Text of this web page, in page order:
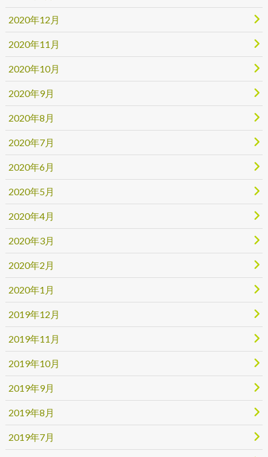
2020年12月
2020年11月
2020年10月
2020年9月
2020年8月
2020年7月
2020年6月
2020年5月
2020年4月
2020年3月
2020年2月
2020年1月
2019年12月
2019年11月
2019年10月
2019年9月
2019年8月
2019年7月